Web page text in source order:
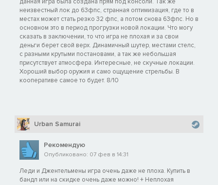
данная игра была создана прям под консоли. Так же
неизвестный лок до 63фпс, странная оптимизация, где то в
местах может стать резко 32 фпс, а потом снова 63фпс. Но в
основном это в период прогрузки новой локации. Что могу
сказать в заключении, то что игра не плохая и за свои
деньги берет свой верх. Динамичный шутер, местами стелс,
с разными крутыми постановами, а так же небольшая
присутствует атмосфера. Интересные, не скучные локации.
Хороший выбор оружия и само ощущение стрельбы. В
кооперативе самое то будет. 8/10
Urban Samurai
Рекомендую
Опубликовано: 07 фев в 14:31
Леди и Джентельмены игра очень даже не плоха. Купить в
бандл или на скидке очень даже можно! + Неплохая